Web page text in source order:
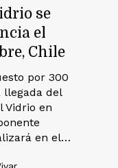
se
el
Chile
por 300
llegada del
Vidrio en
en el…